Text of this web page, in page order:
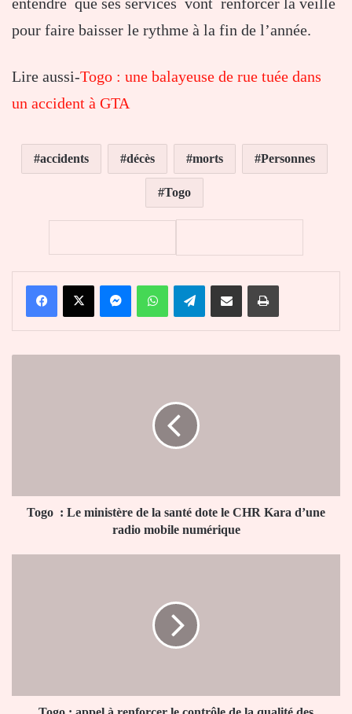
pour faire baisser le rythme à la fin de l’année.
Lire aussi-Togo : une balayeuse de rue tuée dans
un accident à GTA
accidents décès morts Personnes
Togo
FacebookX MessengerWhatsAppTelegramPartager par email Imprimer
le
CHRTogo : Le ministère de la santé dote le CHR Kara d’une
radio mobile numérique
la
qualité